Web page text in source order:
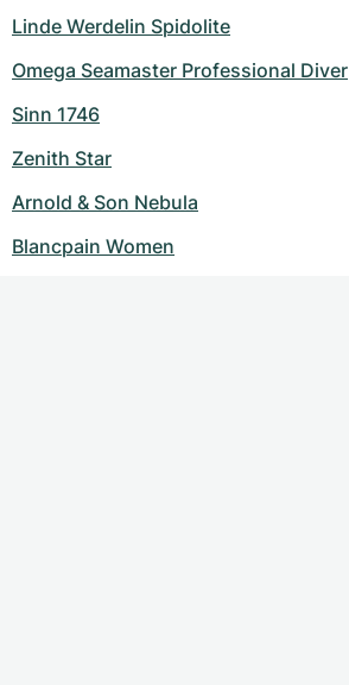
Linde Werdelin Spidolite
Omega Seamaster Professional Diver
Sinn 1746
Zenith Star
Arnold & Son Nebula
Blancpain Women